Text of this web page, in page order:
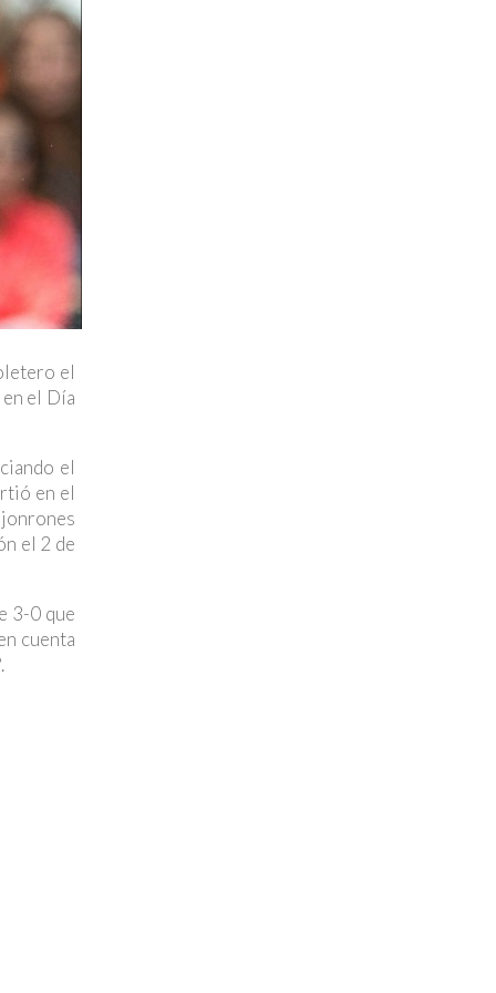
el
el Día
el
en el
el 2 de
3-0 que
cuenta